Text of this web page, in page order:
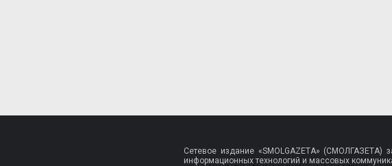
Сетевое издание «SMOLGAZETA» (СМОЛГАЗЕТА)
информационных технологий и массовых